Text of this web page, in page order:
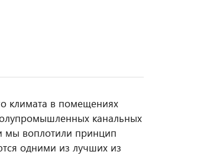
климата в помещениях
канальных
мы воплотили принцип
одними из лучших из